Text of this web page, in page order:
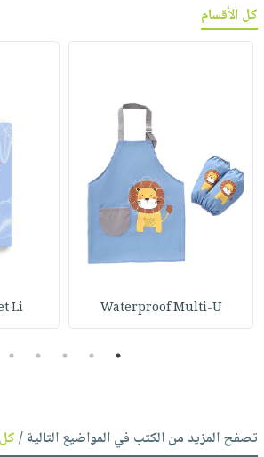
كل الأقسام
Waterproof Multi-U
Li
1
2
3
4
5
تصفح المزيد من الكتب في المواضيع التالية /